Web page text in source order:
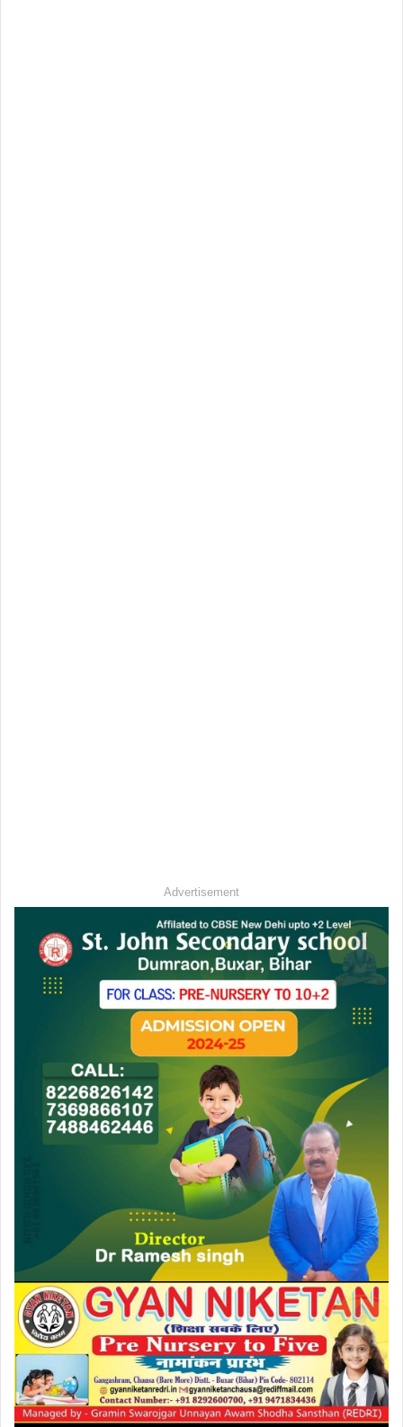
Advertisement